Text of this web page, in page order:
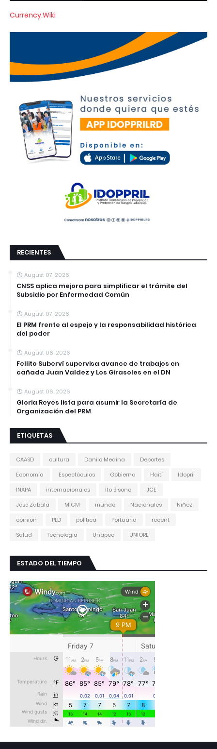
Currency.Wiki
RECIENTES
August 07, 2026
CNSS aplica mejora para simplificar el trámite del
Subsidio por Enfermedad Común
August 07, 2026
El PRM frente al espejo y la responsabilidad histórica
del poder
August 06, 2026
Fellito Suberví supervisa avance de trabajos en
cañada Juan Valdez y Los Girasoles en el DN
August 06, 2026
Gloria Reyes lista para asumir la Secretaría de
Organización del PRM
ETIQUETAS
CAASD cultura Danilo Medina
Deportes
Economía
Espectáculos Gobierno Haití
Idopril
INAPA
internacionales Ito Bisono
JCE
José Zabala
MICM mundo Nacionales
Niñez
opinion
PLD politica Portuaria
recent
Salud
Tecnología Unapec UNIORE
ESTADO DEL TIEMPO